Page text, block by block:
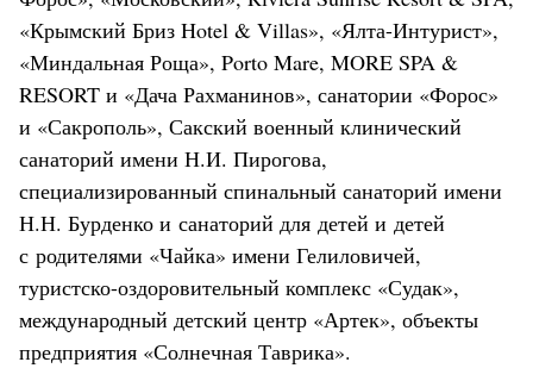
«Крымский Бриз Hotel & Villas», «Ялта-Интурист»,
«Миндальная Роща», Porto Mare, MORE SPA &
RESORT и «Дача Рахманинов», санатории «Форос»
и «Сакрополь», Сакский военный клинический
санаторий имени Н.И. Пирогова,
специализированный спинальный санаторий имени
Н.Н. Бурденко и санаторий для детей и детей
с родителями «Чайка» имени Гелиловичей,
туристско-оздоровительный комплекс «Судак»,
международный детский центр «Артек», объекты
предприятия «Солнечная Таврика».